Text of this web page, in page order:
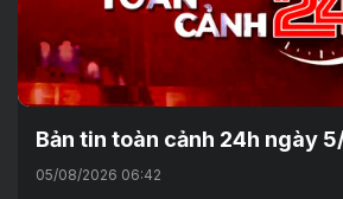
Bản tin toàn cảnh 24h ngày
05/08/2026 06:42